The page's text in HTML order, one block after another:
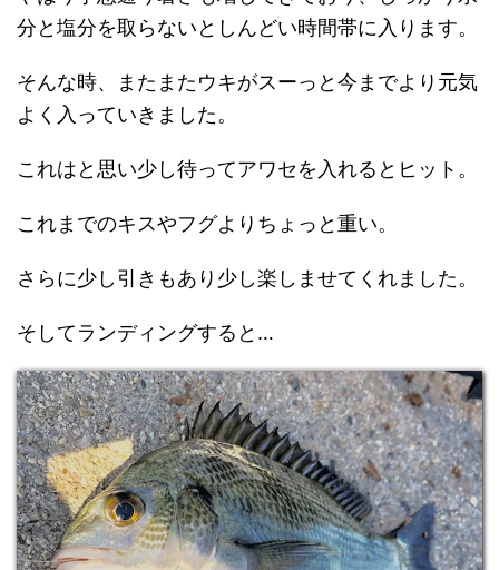
分と塩分を取らないとしんどい時間帯に入ります。
そんな時、またまたウキがスーっと今までより元気
よく入っていきました。
これはと思い少し待ってアワセを入れるとヒット。
これまでのキスやフグよりちょっと重い。
さらに少し引きもあり少し楽しませてくれました。
そしてランディングすると…